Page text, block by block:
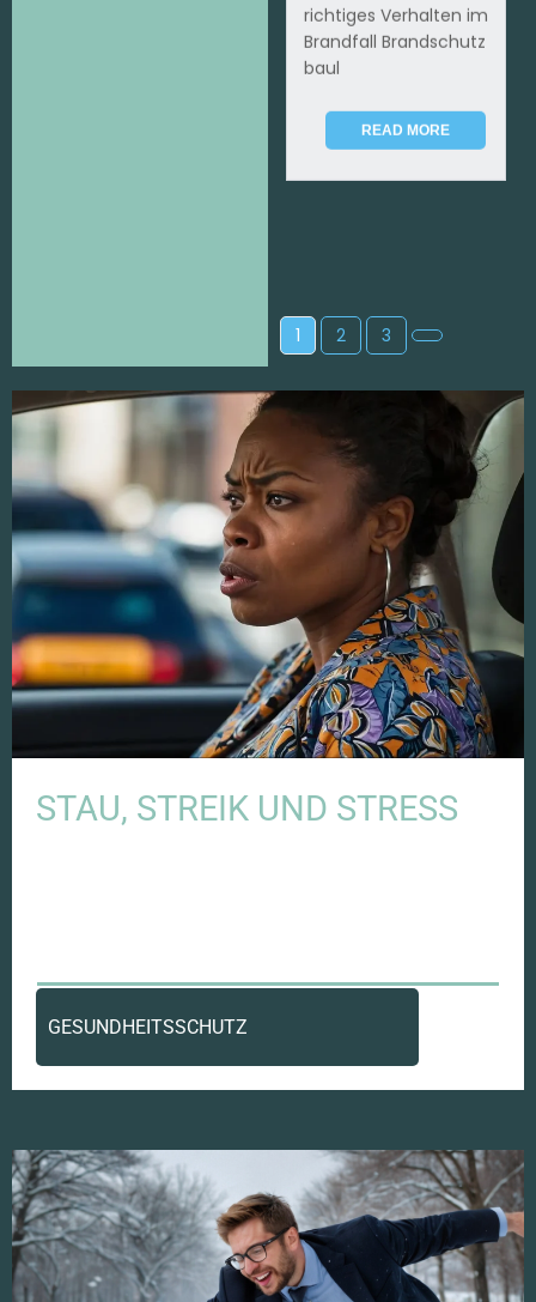
richtiges Verhalten im
Brandfall Brandschutz
baul
READ MORE
1 2 3
STAU, STREIK UND STRESS
GESUNDHEITSSCHUTZ